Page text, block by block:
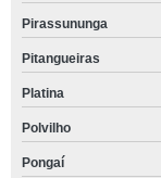
Pirassununga
Pitangueiras
Platina
Polvilho
Pongaí